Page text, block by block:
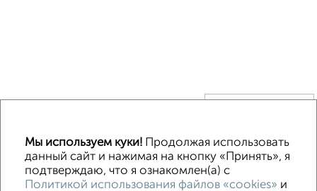
Без посредников В деревне Каркасный
Деревянный
Готовый дом Под ключ Загородный
Мы используем куки!Продолжая использовать
данный сайт и нажимая на кнопку «Принять», я
подтверждаю, что я ознакомлен(а) с
Политикой использования файлов «cookies» и